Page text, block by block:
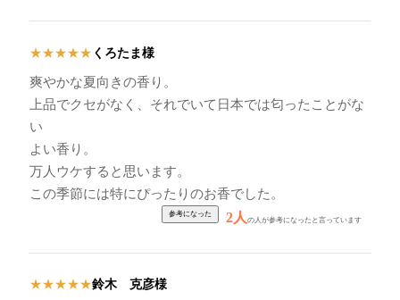
★★★★★ くろたま様
爽やかな夏向きの香り。
上品でクセがなく、それでいて日本では匂ったことがな
い
よい香り。
万人ウケすると思います。
この季節には特にぴったりのお香でした。
2人の人が参考になったと言っています
★★★★★鈴木 克彦様